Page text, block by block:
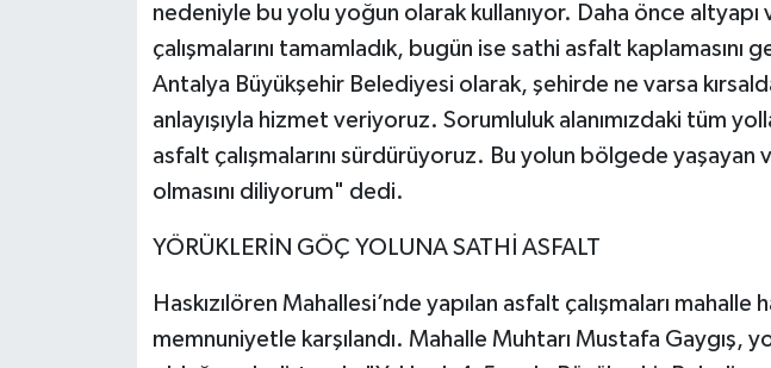
nedeniyle bu yolu yoğun olarak kullanıyor. Daha önce altyapı
çalışmalarını tamamladık, bugün ise sathi asfalt kaplamasını
Antalya Büyükşehir Belediyesi olarak, şehirde ne varsa
anlayışıyla hizmet veriyoruz. Sorumluluk alanımızdaki tüm
asfalt çalışmalarını sürdürüyoruz. Bu yolun bölgede yaşayan
olmasını diliyorum" dedi.
YÖRÜKLERİN GÖÇ YOLUNA SATHİ ASFALT
Haskızılören Mahallesi’nde yapılan asfalt çalışmaları mahalle
memnuniyetle karşılandı. Mahalle Muhtarı Mustafa Gaygış,